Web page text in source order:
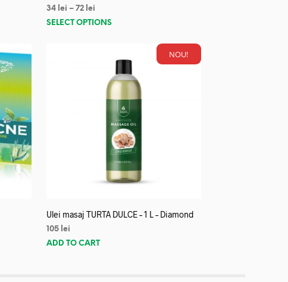
34 lei – 72 lei
SELECT OPTIONS
NOU!
Ulei masaj TURTA DULCE – 1 L – Diamond
105 lei
ADD TO CART